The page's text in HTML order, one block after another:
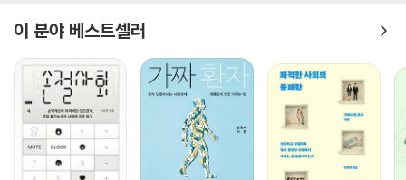
이 분야 베스트셀러